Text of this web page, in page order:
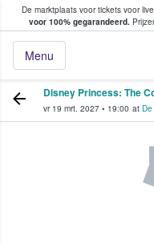
De marktplaats voor tickets voor
voor 100% gegarandeerd.
Menu
tickets kopen
Disney Princess: The
vr 19 mrt. 2027 • 19:00 at